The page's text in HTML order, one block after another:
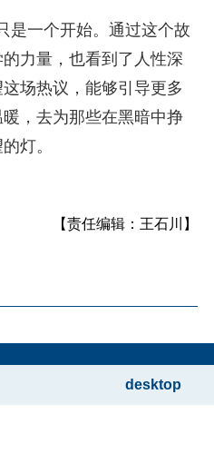
是一个开始。通过这个故
力量，也看到了人性深
场热议，能够引导更多
，去为那些在黑暗中挣
灯。
【责任编辑：王石川】
desktop